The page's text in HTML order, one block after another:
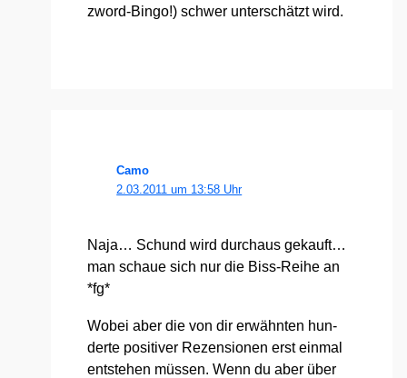
zword-Bin­go!) schwer unter­schätzt wird.
Camo
2.03.2011 um 13:58 Uhr
Naja… Schund wird durch­aus gekauft…
man schaue sich nur die Biss-Rei­he an
*fg*
Wobei aber die von dir erwähn­ten hun­
der­te posi­ti­ver Rezen­sio­nen erst ein­mal
ent­ste­hen müs­sen. Wenn du aber über